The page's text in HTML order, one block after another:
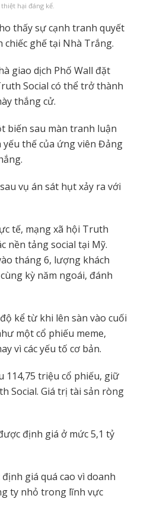
hại đáng kể.
thấy sự cạnh tranh quyết
ghế tại Nhà Trắng.
giao dịch Phố Wall đặt
Social có thể trở thành
thắng cử.
biến sau màn tranh luận
thế của ứng viên Đảng
vụ án sát hụt xảy ra với
tế, mạng xã hội Truth
nền tảng social tại Mỹ.
tháng 6, lượng khách
kỳ năm ngoái, đánh
kể từ khi lên sàn vào cuối
một cổ phiếu meme,
vì các yếu tố cơ bản.
114,75 triệu cổ phiếu, giữ
Social. Giá trị tài sản ròng
định giá ở mức 5,1 tỷ
giá quá cao vì doanh
ty nhỏ trong lĩnh vực